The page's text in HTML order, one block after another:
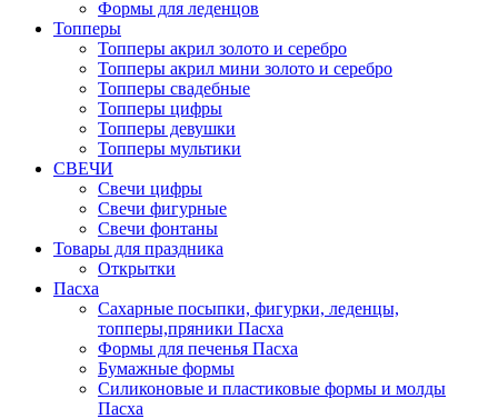
Формы для леденцов
Топперы
Топперы акрил золото и серебро
Топперы акрил мини золото и серебро
Топперы свадебные
Топперы цифры
Топперы девушки
Топперы мультики
СВЕЧИ
Свечи цифры
Свечи фигурные
Свечи фонтаны
Товары для праздника
Открытки
Пасха
Сахарные посыпки, фигурки, леденцы,
топперы,пряники Пасха
Формы для печенья Пасха
Бумажные формы
Силиконовые и пластиковые формы и молды
Пасха